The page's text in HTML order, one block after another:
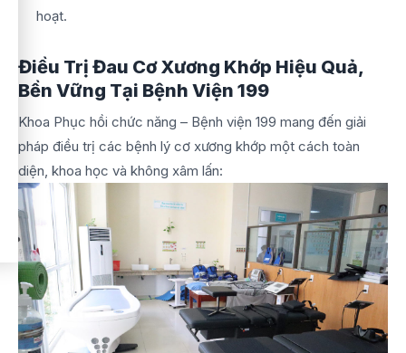
hoạt.
Điều Trị Đau Cơ Xương Khớp Hiệu Quả,
Bền Vững Tại Bệnh Viện 199
Khoa Phục hồi chức năng – Bệnh viện 199 mang đến giải
pháp điều trị các bệnh lý cơ xương khớp một cách toàn
diện, khoa học và không xâm lấn: